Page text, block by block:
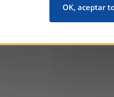
OK, aceptar